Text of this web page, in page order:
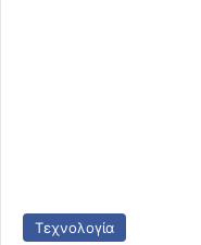
Τεχνολογία